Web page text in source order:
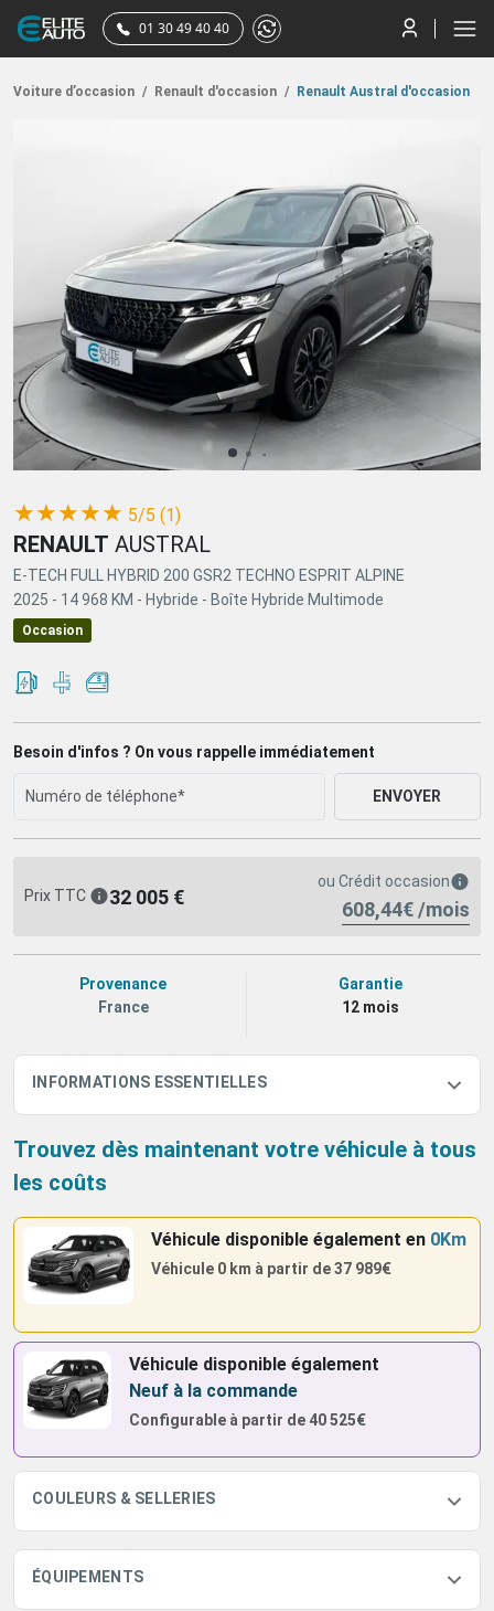
01 30 49 40 40
Voiture d’occasion / Renault d'occasion / Renault Austral d'occasion
(*)
★
(*)★
(*) ★
(*) ★
(*) ★ 5/5 (1)
RENAULT AUSTRAL
E-TECH FULL HYBRID 200 GSR2 TECHNO ESPRIT ALPINE
2025 - 14 968 KM - Hybride - Boîte Hybride Multimode
Occasion
Besoin d'infos ? On vous rappelle immédiatement
ENVOYER
Prix TTC 32 005 €
ou Crédit occasion
608,44€ /mois
Provenance
France
Garantie
12 mois
INFORMATIONS ESSENTIELLES
Trouvez dès maintenant votre véhicule à tous
les coûts
Véhicule disponible également en 0Km
Véhicule 0 km à partir de37 989€
Véhicule disponible également
Neuf à la commande
Configurable à partir de40 525€
COULEURS & SELLERIES
ÉQUIPEMENTS